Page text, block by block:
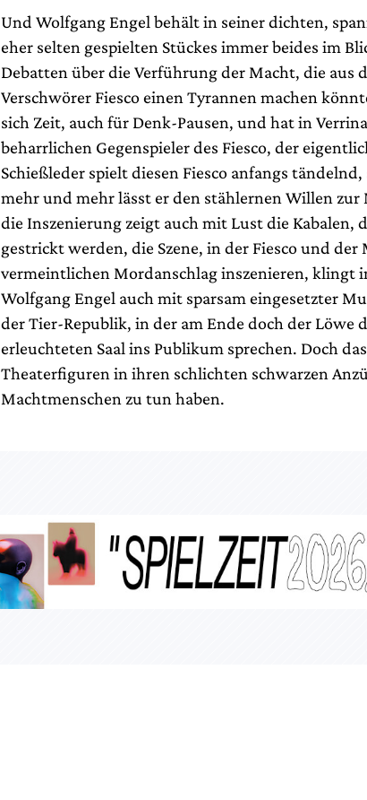
Und Wolfgang Engel behält in seiner dichten,
eher selten gespielten Stückes immer beides im
Debatten über die Verführung der Macht, die aus
Verschwörer Fiesco einen Tyrannen machen
sich Zeit, auch für Denk-Pausen, und hat in
beharrlichen Gegenspieler des Fiesco, der
Schießleder spielt diesen Fiesco anfangs
mehr und mehr lässt er den stählernen Willen zur
die Inszenierung zeigt auch mit Lust die Kabalen,
gestrickt werden, die Szene, in der Fiesco und
vermeintlichen Mordanschlag inszenieren, klingt
Wolfgang Engel auch mit sparsam eingesetzter
der Tier-Republik, in der am Ende doch der Löwe
erleuchteten Saal ins Publikum sprechen. Doch
Theaterfiguren in ihren schlichten schwarzen
Machtmenschen zu tun haben.